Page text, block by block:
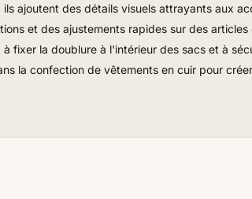
ajoutent des détails visuels attrayants aux
et des ajustements rapides sur des
fixer la doublure à l'intérieur des sacs et à
la confection de vêtements en cuir pour